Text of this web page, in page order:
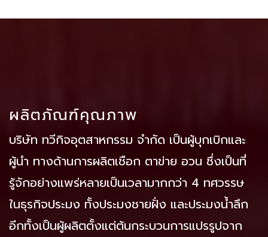
ผลิตภัณฑ์คุณภาพ
บริษัท ทวีกิจอุตสาหกรรม จำกัด เป็นผู้บุกเบิกและ
ผู้นำ ทางด้านการผลิตเชือก ตาข่าย อวน ซึ่งเป็นที่
รู้จักอย่างแพร่หลายเป็นเวลามากกว่า 4 ทศวรรษ
ในธุรกิจประมง ทั้งประมงชายฝั่ง และประมงน้ำลึก
อีกทั้งเป็นผู้ผลิตตั้งแต่ต้นกระบวนการแปรรูปจาก